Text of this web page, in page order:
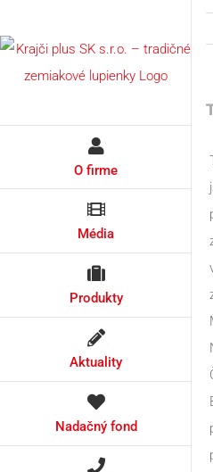
to
O firme
Média
Produkty
Aktuality
Nadačný fond